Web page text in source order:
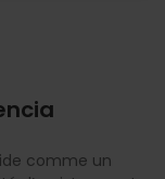
comme un